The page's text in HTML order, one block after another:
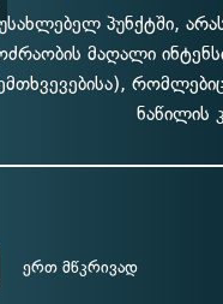
პუნქტში,
მაღალი
ნაწილის
ერთ მწკრივად